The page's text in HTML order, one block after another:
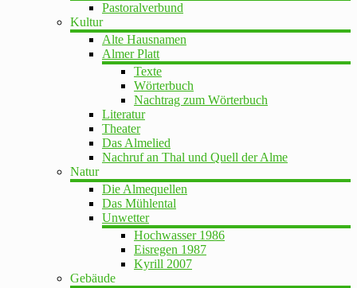
Pastoralverbund
Kultur
Alte Hausnamen
Almer Platt
Texte
Wörterbuch
Nachtrag zum Wörterbuch
Literatur
Theater
Das Almelied
Nachruf an Thal und Quell der Alme
Natur
Die Almequellen
Das Mühlental
Unwetter
Hochwasser 1986
Eisregen 1987
Kyrill 2007
Gebäude